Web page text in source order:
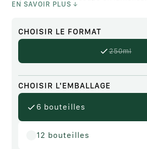
EN SAVOIR PLUS
CHOISIR LE FORMAT
250ml
Variante
non
CHOISIR L'EMBALLAGE
6 bouteilles
12 bouteilles